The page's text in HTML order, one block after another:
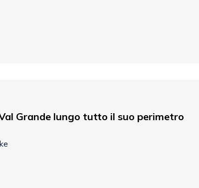
Grande lungo tutto il suo perimetro